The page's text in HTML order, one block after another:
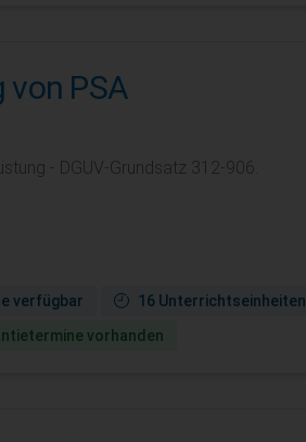
von PSA
- DGUV-Grundsatz 312-906.
verfügbar 16 Unterrichtseinheiten
vorhanden